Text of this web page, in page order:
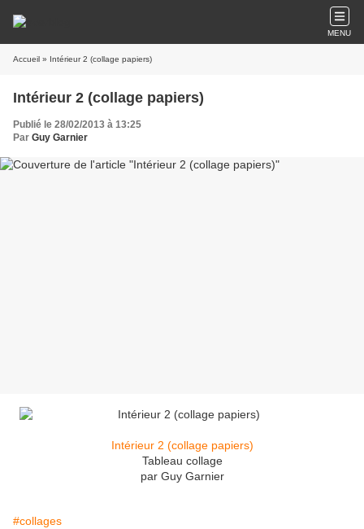
MENU
Accueil » Intérieur 2 (collage papiers)
Intérieur 2 (collage papiers)
Publié le 28/02/2013 à 13:25
Par Guy Garnier
Intérieur 2 (collage papiers)
Tableau collage
par Guy Garnier
#collages